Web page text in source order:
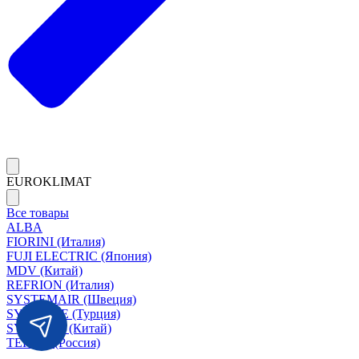
EUROKLIMAT
Все товары
ALBA
FIORINI (Италия)
FUJI ELECTRIC (Япония)
MDV (Китай)
REFRION (Италия)
SYSTEMAIR (Швеция)
SYSIMPLE (Турция)
SYSCOOL (Китай)
TERMA (Россия)